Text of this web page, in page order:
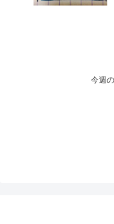
今週